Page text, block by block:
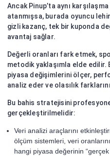
Ancak Pinup’ta aynı
atanmışsa, burada oyuncu
gizli kazanç, tek bir kuponda
avantaj sağlar.
Değerli oranları fark etmek,
metodik yaklaşımla elde edilir.
piyasa değişimlerini ölçer,
analiz eder ve olasılık
Bu bahis stratejisini
gerçekleştirilmelidir:
Veri analizi araçlarını
ölçüm sistemleri, veri
hangi piyasa değerinin